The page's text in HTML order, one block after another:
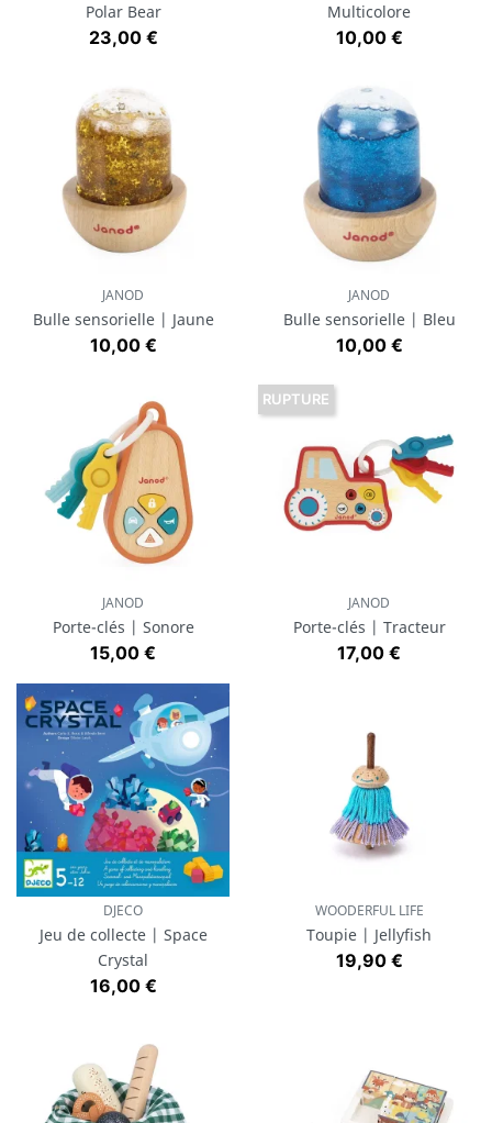
Polar Bear
Prix
23,00 €
Multicolore
Prix
10,00 €
JANOD
Bulle sensorielle | Jaune
Prix
10,00 €
JANOD
Bulle sensorielle | Bleu
Prix
10,00 €
JANOD
Porte-clés | Sonore
Prix
15,00 €
JANOD
Porte-clés | Tracteur
Prix
17,00 €
RUPTURE
DJECO
Jeu de collecte | Space
Crystal
Prix
16,00 €
WOODERFUL LIFE
Toupie | Jellyfish
Prix
19,90 €